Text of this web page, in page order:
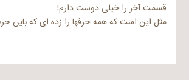
قسمت آخر را خیلی دوست دارم!
مثل این است که همه حرفها را زده ای که باین